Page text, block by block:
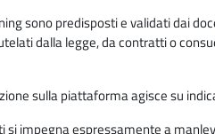
sono predisposti e validati dai
dalla legge, da contratti o
sulla piattaforma agisce su
impegna espressamente a